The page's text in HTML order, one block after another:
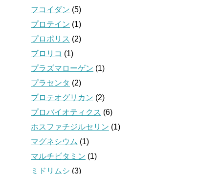
フコイダン (5)
プロテイン (1)
プロポリス (2)
ブロリコ (1)
プラズマローゲン (1)
プラセンタ (2)
プロテオグリカン (2)
プロバイオティクス (6)
ホスファチジルセリン (1)
マグネシウム (1)
マルチビタミン (1)
ミドリムシ (3)